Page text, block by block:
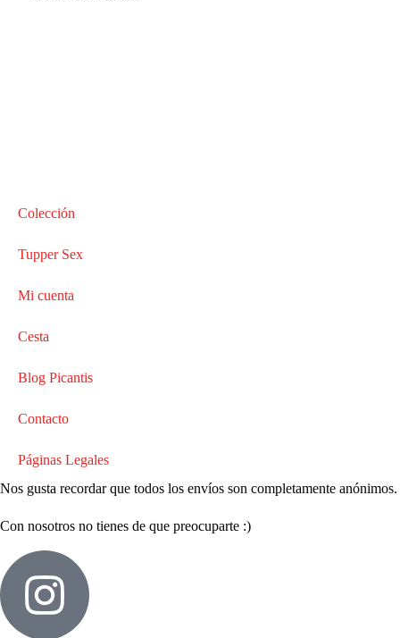
Colección
Tupper Sex
Mi cuenta
Cesta
Blog Picantis
Contacto
Páginas Legales
Nos gusta recordar que todos los envíos son completamente anónimos.
Con nosotros no tienes de que preocuparte :)